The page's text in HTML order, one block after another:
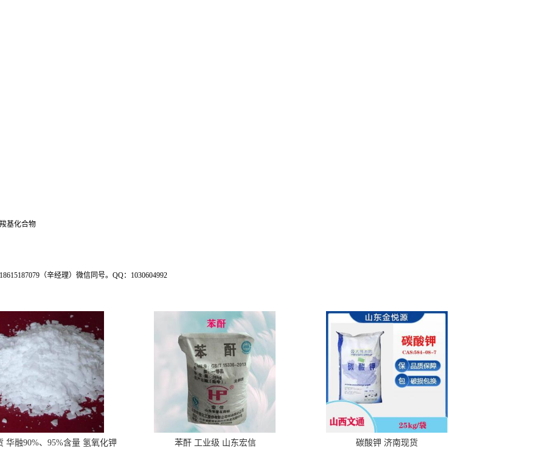
基化合物
（辛经理）微信同号。QQ：1030604992
华融90%、95%含量 氢氧化钾
苯酐 工业级 山东宏信 碳酸钾 济南现货